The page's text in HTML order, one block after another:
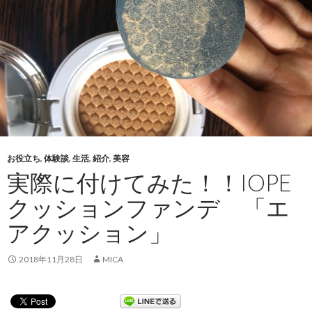
お役立ち, 体験談, 生活, 紹介, 美容
実際に付けてみた！！IOPE
クッションファンデ 「エ
アクッション」
2018年11月28日 MICA